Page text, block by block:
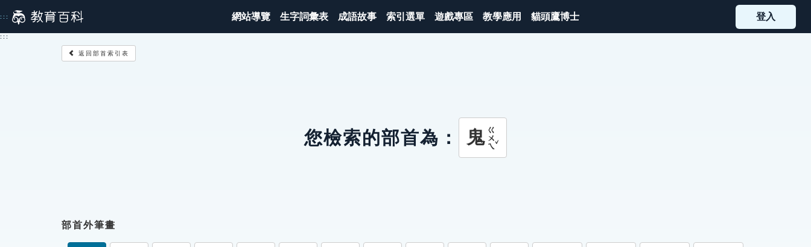
到
主
::: 網站導覽 生字詞彙表 成語故事 索引選單 遊戲專區 教學應用 貓頭鷹博士 登入
:::
返回部首索引表
您檢索的部首為： 鬼ㄍㄨㄟˇ
部首外筆畫